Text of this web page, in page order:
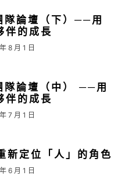
隊論壇（下）──用
伴的成長
8 月 1 日
隊論壇（中） ──用
伴的成長
7 月 1 日
新定位「人」的角色
6 月 1 日